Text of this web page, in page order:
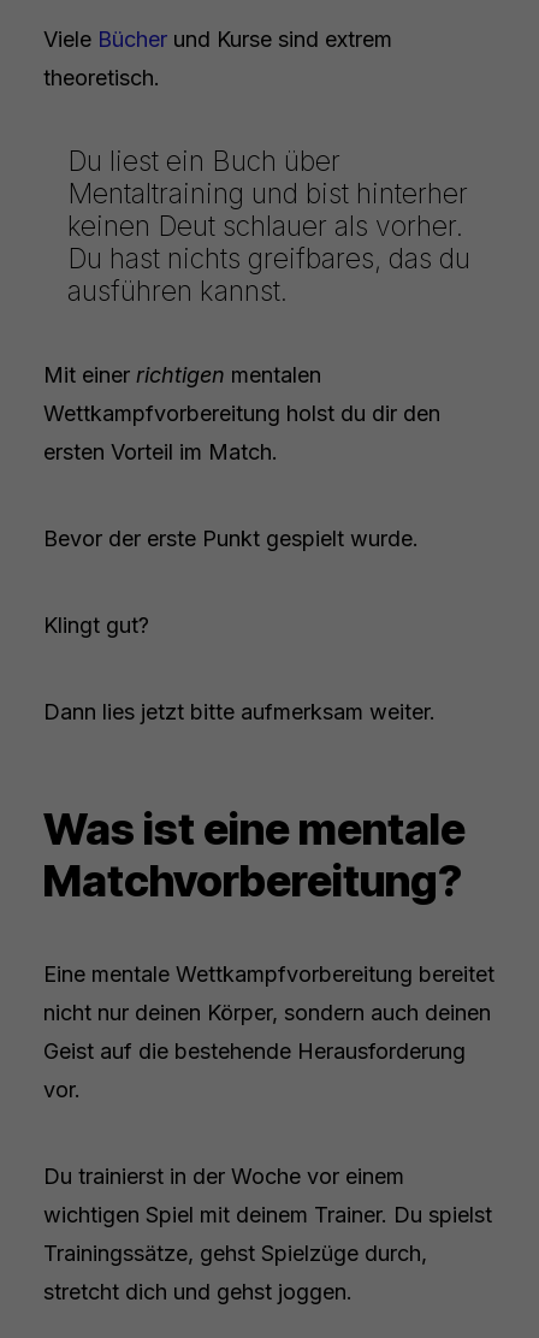
Viele Bücherund Kurse sind extrem
theoretisch.
Du liest ein Buch über
Mentaltraining und bist hinterher
keinen Deut schlauer als vorher.
Du hast nichts greifbares, das du
ausführen kannst.
Mit einer richtigen mentalen
Wettkampfvorbereitung holst du dir den
ersten Vorteil im Match.
Bevor der erste Punkt gespielt wurde.
Klingt gut?
Dann lies jetzt bitte aufmerksam weiter.
Was ist eine mentale
Matchvorbereitung?
Eine mentale Wettkampfvorbereitung bereitet
nicht nur deinen Körper, sondern auch deinen
Geist auf die bestehende Herausforderung
vor.
Du trainierst in der Woche vor einem
wichtigen Spiel mit deinem Trainer. Du spielst
Trainingssätze, gehst Spielzüge durch,
stretcht dich und gehst joggen.